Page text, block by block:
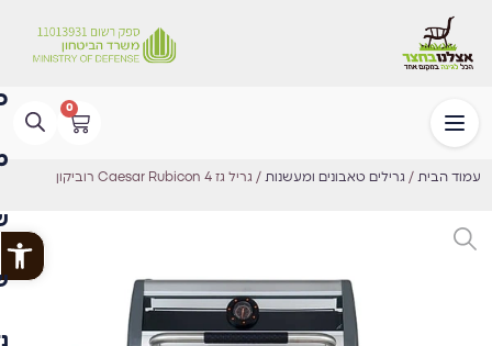
0
עמוד הבית / גרילים טאבונים ומעשנות / גריל גז Caesar Rubicon 4 רוביקון